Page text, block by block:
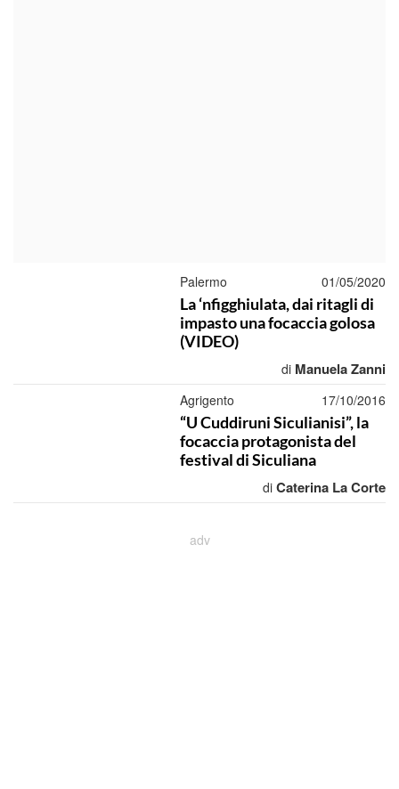
Palermo 01/05/2020
La ‘nfigghiulata, dai ritagli di
impasto una focaccia golosa
(VIDEO)
di Manuela Zanni
Agrigento 17/10/2016
“U Cuddiruni Siculianisi”, la
focaccia protagonista del
festival di Siculiana
di Caterina La Corte